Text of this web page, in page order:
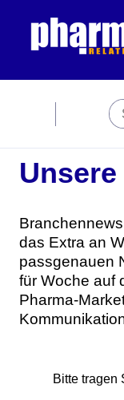
Startseite
Jubiläum
Newsletter
Mediadaten
das Extra an
passgenauen
für Woche auf
Pharma-
Bitte tragen